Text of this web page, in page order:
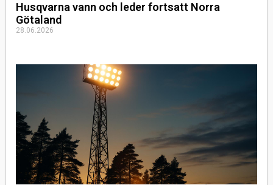
Husqvarna vann och leder fortsatt Norra
Götaland
28.06.2026